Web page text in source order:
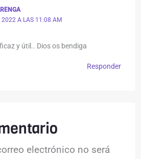
2022 A LAS 11:08 AM
y útil.. Dios os bendiga
Responder
electrónico no será